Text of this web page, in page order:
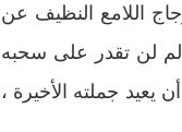
اللامع النظيف عن
لن تقدر على سحبه
جملته الأخيرة ،